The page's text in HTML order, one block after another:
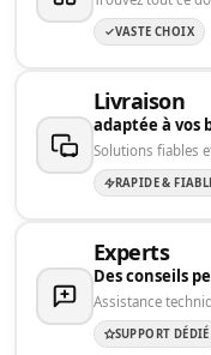
VASTE CHOIX
Livraison
adaptée à vos
Solutions fiables
RAPIDE &
Experts
Des conseils
Assistance
SUPPORT DÉDIÉ